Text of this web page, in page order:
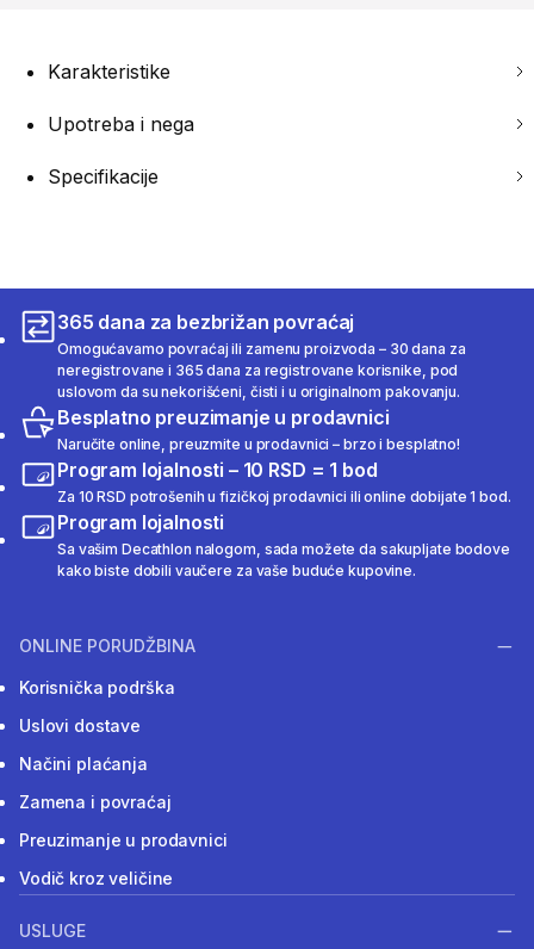
Karakteristike
Upotreba i nega
Specifikacije
365 dana za bezbrižan povraćaj
Omogućavamo povraćaj ili zamenu proizvoda – 30 dana za
neregistrovane i 365 dana za registrovane korisnike, pod
uslovom da su nekorišćeni, čisti i u originalnom pakovanju.
Besplatno preuzimanje u prodavnici
Naručite online, preuzmite u prodavnici – brzo i besplatno!
Program lojalnosti – 10 RSD = 1 bod
Za 10 RSD potrošenih u fizičkoj prodavnici ili online dobijate 1 bod.
Program lojalnosti
Sa vašim Decathlon nalogom, sada možete da sakupljate bodove
kako biste dobili vaučere za vaše buduće kupovine.
ONLINE PORUDŽBINA
Korisnička podrška
Uslovi dostave
Načini plaćanja
Zamena i povraćaj
Preuzimanje u prodavnici
Vodič kroz veličine
USLUGE